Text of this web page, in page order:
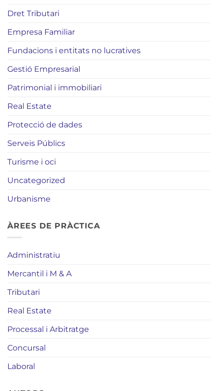
Dret Tributari
Empresa Familiar
Fundacions i entitats no lucratives
Gestió Empresarial
Patrimonial i immobiliari
Real Estate
Protecció de dades
Serveis Públics
Turisme i oci
Uncategorized
Urbanisme
ÀREES DE PRÀCTICA
Administratiu
Mercantil i M & A
Tributari
Real Estate
Processal i Arbitratge
Concursal
Laboral